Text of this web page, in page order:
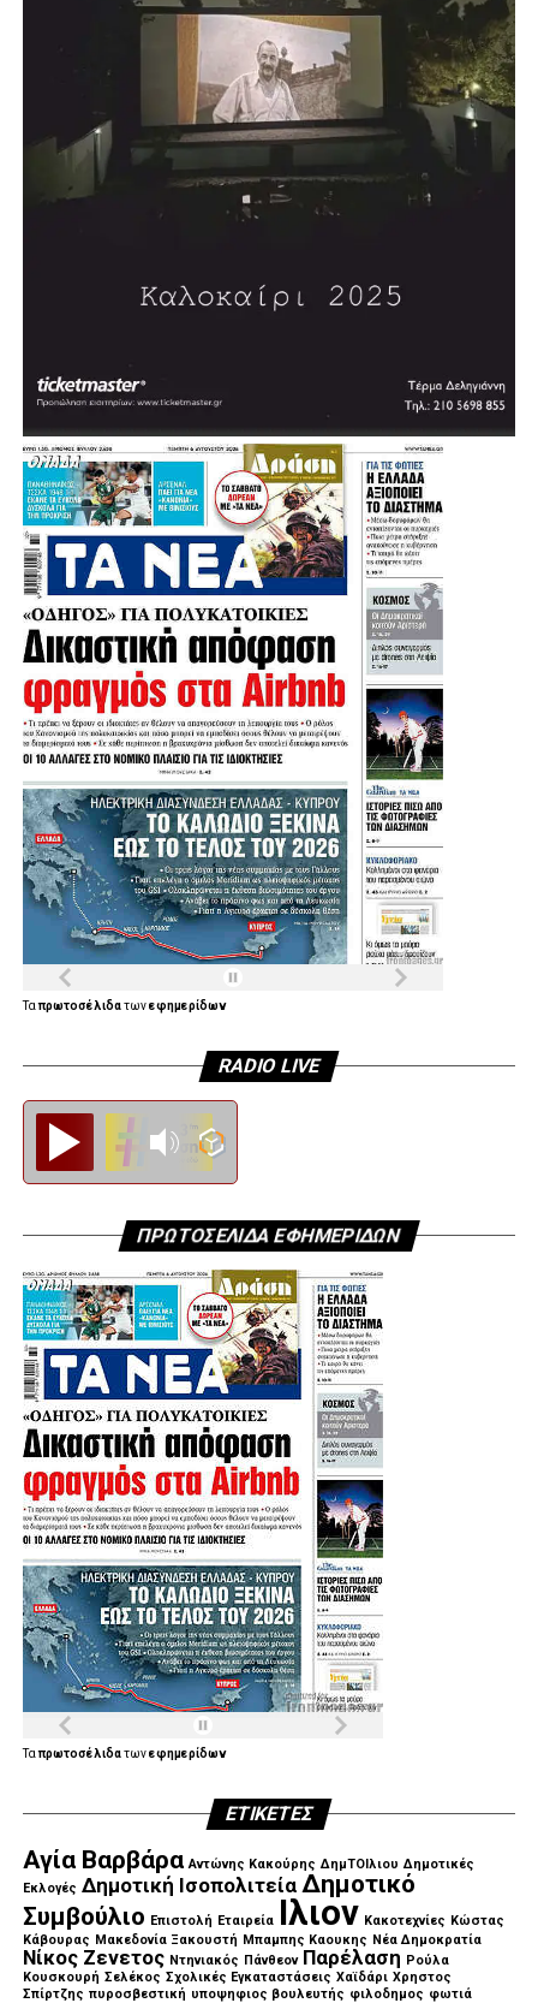
πληρώματα του ΔΙΚΕΠΑΖ να παραμένουν στις πληγείσες
περιοχές, δίνοντας μία δύσκολη και συγκινητική μάχη για
κάθε ζωή που μπορεί ακόμη να σωθεί.
.
.
.
Ταπρωτοσέλιδατωνεφημερίδων
RADIO LIVE
ΠΡΩΤΟΣΕΛΙΔΑ ΕΦΗΜΕΡΙΔΩΝ
Ταπρωτοσέλιδατωνεφημερίδων
ΕΤΙΚΈΤΕΣ
Αγία Βαρβάρα Αντώνης Κακούρης ΔημΤΟΙλιου Δημοτικές
Εκλογές Δημοτική Ισοπολιτεία Δημοτικό
Συμβούλιο Επιστολή Εταιρεία Ιλιον Κακοτεχνίες Κώστας
Κάβουρας Μακεδονία Ξακουστή Μπαμπης Καουκης Νέα Δημοκρατία
Νίκος Ζενετος Ντηνιακός Πάνθεον Παρέλαση Ρούλα
Κουσκουρή Σελέκος Σχολικές Εγκαταστάσεις Χαϊδάρι Χρηστος
Σπίρτζης πυροσβεστική υποψηφιος βουλευτής φιλοδημος φωτιά